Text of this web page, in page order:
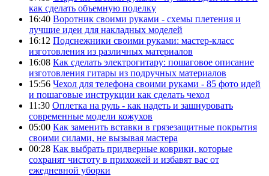
как сделать объемную поделку
16:40 Воротник своими руками - схемы плетения и
лучшие идеи для накладных моделей
16:12 Подснежники своими руками: мастер-класс
изготовления из различных материалов
16:08 Как сделать электрогитару: пошаговое описание
изготовления гитары из подручных материалов
15:56 Чехол для телефона своими руками - 85 фото идей
и пошаговые инструкции как сделать чехол
11:30 Оплетка на руль - как надеть и зашнуровать
современные модели кожухов
05:00 Как заменить вставки в грязезащитные покрытия
своими силами, не вызывая мастера
00:28 Как выбрать придверные коврики, которые
сохранят чистоту в прихожей и избавят вас от
ежедневной уборки